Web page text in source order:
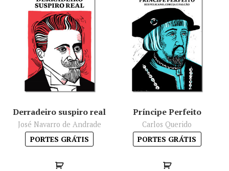
Derradeiro suspiro real
José Navarro de Andrade
PORTES GRÁTIS
Príncipe Perfeito
Carlos Querido
PORTES GRÁTIS